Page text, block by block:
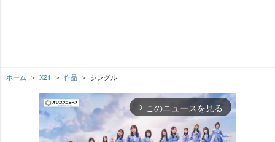
ホーム X21 作品 シングル
arrow_forward_ios このニュースを見る